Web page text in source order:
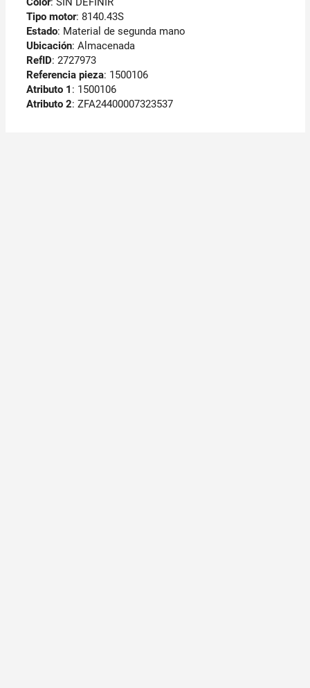
Tipo motor: 8140.43S
Estado: Material de segunda mano
Ubicación: Almacenada
RefID: 2727973
Referencia pieza: 1500106
Atributo 1 : 1500106
Atributo 2: ZFA24400007323537